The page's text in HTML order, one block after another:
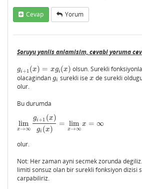
Cevap Yorum
Soruyu yanlis anlamisim, cevabi yoruma
gi+1(x) = xgi (x)
gi+1(x)= gi x)
olsun. Surekli
olacagindan gi
gi surekli isex
x de surekli
olur.
Bu durumda
lim
x→∞
gi+1 (x)
gi (x)
= lim
x→∞
x = ∞
limx→∞gi+1(x) gi( )=lim x→∞ x=∞
olur.
Not: Her zaman ayni secmek zorunda degiliz.
limiti sonsuz olan bir surekli fonksiyon dizisi
carpabiliriz.